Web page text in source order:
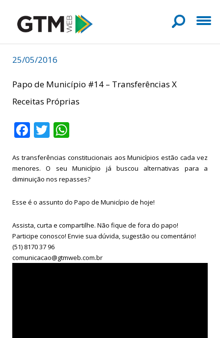
25/05/2016
Papo de Município #14 – Transferências X
Receitas Próprias
FacebookTwitter
As transferências constitucionais aos Municípios estão cada vez
menores. O seu Município já buscou alternativas para a
diminuição nos repasses?
Esse é o assunto do Papo de Município de hoje!
Assista, curta e compartilhe. Não fique de fora do papo!
Participe conosco! Envie sua dúvida, sugestão ou comentário!
(51) 8170 37 96
comunicacao@gtmweb.com.br